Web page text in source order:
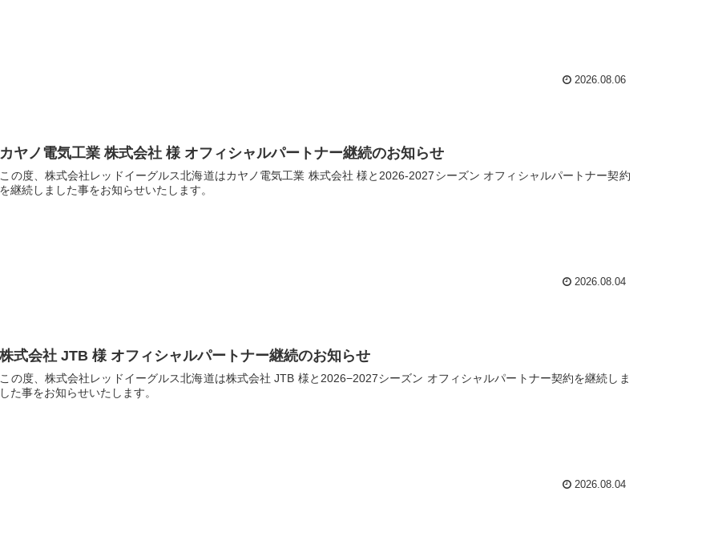
2026.08.06
カヤノ電気工業 株式会社 様 オフィシャルパートナー継続のお知らせ
この度、株式会社レッドイーグルス北海道はカヤノ電気工業 株式会社 様と2026-2027シーズン オフィシャルパートナー契約
を継続しました事をお知らせいたします。
2026.08.04
株式会社 JTB 様 オフィシャルパートナー継続のお知らせ
この度、株式会社レッドイーグルス北海道は株式会社 JTB 様と2026−2027シーズン オフィシャルパートナー契約を継続しま
した事をお知らせいたします。
2026.08.04